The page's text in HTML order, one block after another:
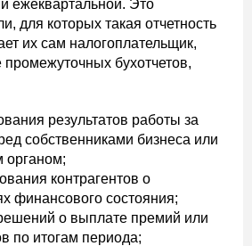
ежеквартальной. Это
для которых такая отчетность
их сам налогоплательщик,
бухотчетов,
результатов работы за
собственниками бизнеса или
органом;
контрагентов о
финансового состояния;
о выплате премий или
по итогам периода;